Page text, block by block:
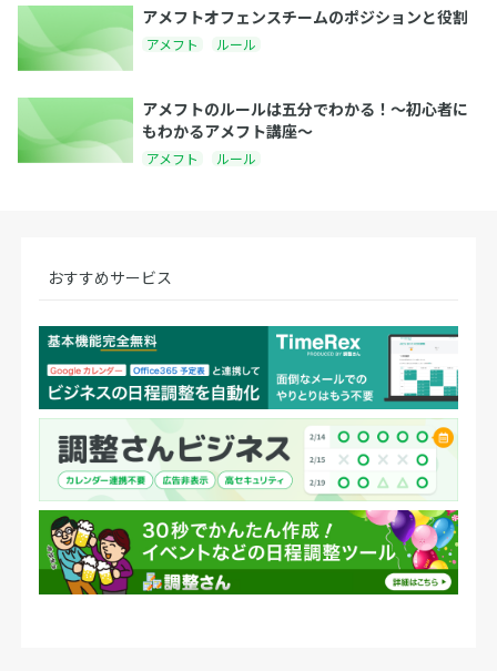
アメフトオフェンスチームのポジションと役割
アメフト ルール
アメフトのルールは五分でわかる！〜初心者に
もわかるアメフト講座〜
アメフト ルール
おすすめサービス